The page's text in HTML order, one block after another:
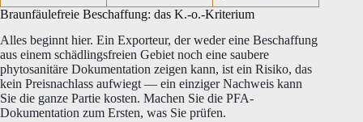
Braunfäulefreie Beschaffung: das K.-o.-Kriterium
Alles beginnt hier. Ein Exporteur, der weder eine Beschaffung
aus einem schädlingsfreien Gebiet noch eine saubere
phytosanitäre Dokumentation zeigen kann, ist ein Risiko, das
kein Preisnachlass aufwiegt — ein einziger Nachweis kann
Sie die ganze Partie kosten. Machen Sie die PFA-
Dokumentation zum Ersten, was Sie prüfen.